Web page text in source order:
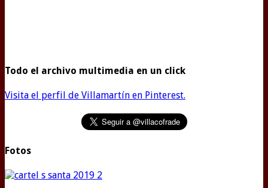
Todo el archivo multimedia en un click
Visita el perfil de Villamartín en Pinterest.
Fotos